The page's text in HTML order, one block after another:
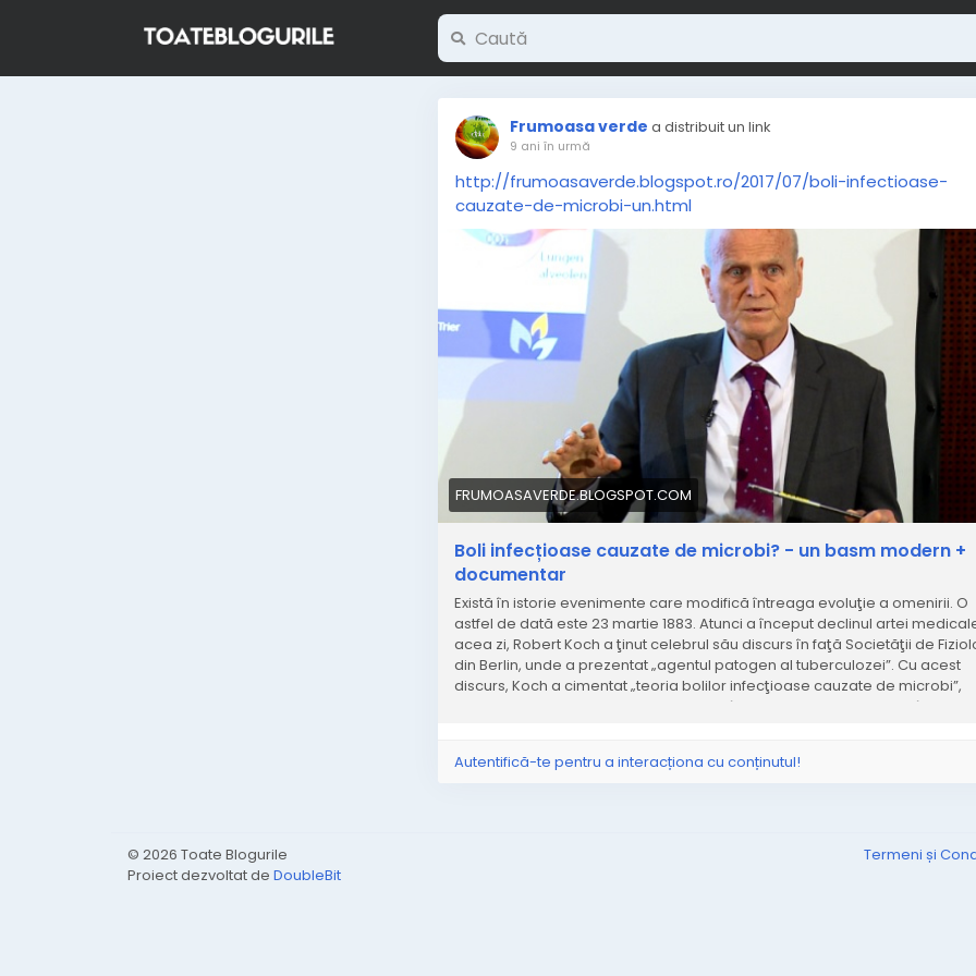
Frumoasa verde a distribuit un link
9 ani în urmă
http://frumoasaverde.blogspot.ro/2017/07/boli-infectioase-
cauzate-de-microbi-un.html
FRUMOASAVERDE.BLOGSPOT.COM
Boli infecțioase cauzate de microbi? - un basm modern +
documentar
Există în istorie evenimente care modifică întreaga evoluţie a omenirii. O
astfel de dată este 23 martie 1883. Atunci a început declinul artei
acea zi, Robert Koch a ţinut celebrul său discurs în faţă Societăţii de
din Berlin, unde a prezentat „agentul patogen al tuberculozei”. Cu acest
discurs, Koch a cimentat „teoria bolilor infecţioase cauzate de microbi”,
postulată de Louis Pasteur. Chiar dacă în acea perioadă Pasteur însuși
Industria chimică a identificat imediat potenţialul oferit de această
Autentifică-te pentru a interacționa cu conținutul!
© 2026 Toate Blogurile
Proiect dezvoltat de DoubleBit
Termeni și